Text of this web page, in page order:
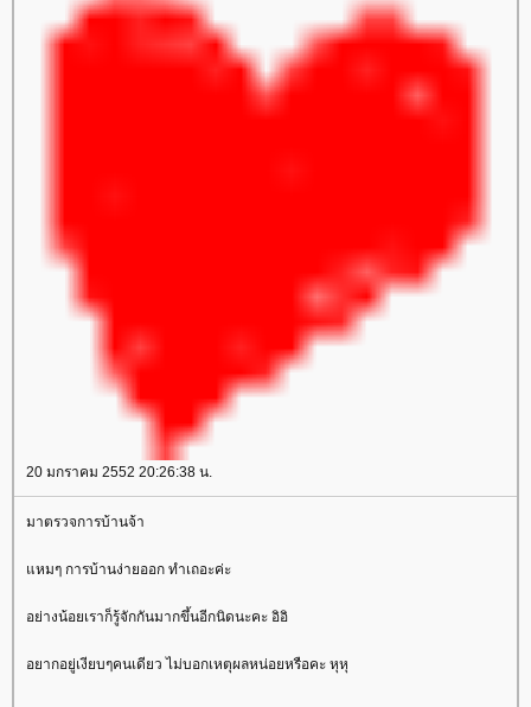
20 มกราคม 2552 20:26:38 น.
มาตรวจการบ้านจ้า
แหมๆ การบ้านง่ายออก ทำเถอะค่ะ
อย่างน้อยเราก็รู้จักกันมากขึ้นอีกนิดนะคะ อิอิ
อยากอยู่เงียบๆคนเดียว ไม่บอกเหตุผลหน่อยหรือคะ หุหุ